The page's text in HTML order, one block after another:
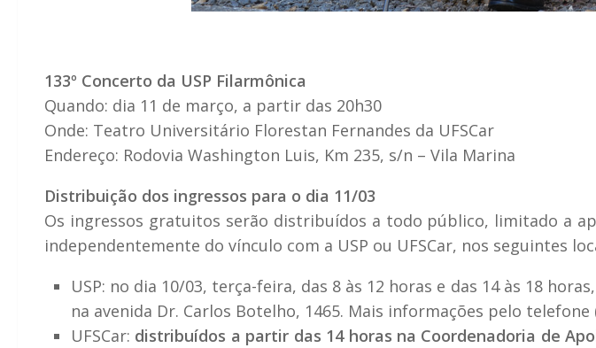
133º Concerto da USP Filarmônica
Quando: dia 11 de março, a partir das 20h30
Onde: Teatro Universitário Florestan Fernandes da UFSCar
Endereço: Rodovia Washington Luis, Km 235, s/n – Vila Marina
Distribuição dos ingressos para o dia 11/03
Os ingressos gratuitos serão distribuídos a todo público, limitado a
independentemente do vínculo com a USP ou UFSCar, nos seguintes
USP: no dia 10/03, terça-feira, das 8 às 12 horas e das 14 às 18
na avenida Dr. Carlos Botelho, 1465. Mais informações pelo telefone
UFSCar: distribuídos a partir das 14 horas na Coordenadoria de